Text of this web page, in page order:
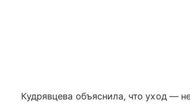
Кудрявцева объяснила, что уход —